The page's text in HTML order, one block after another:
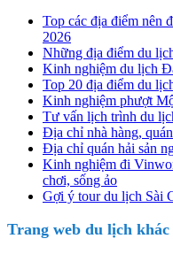
Top các địa điểm nên
2026
Những địa điểm du
Kinh nghiệm du lịch
Top 20 địa điểm du
Kinh nghiệm phượt
Tư vấn lịch trình du
Địa chỉ nhà hàng,
Địa chỉ quán hải sản
Kinh nghiệm đi
chơi, sống ảo
Gợi ý tour du lịch Sài
Trang web du lịch khác